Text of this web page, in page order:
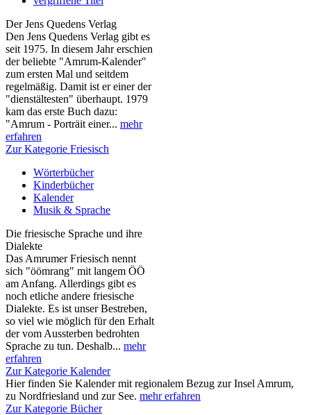
Der Jens Quedens Verlag
Den Jens Quedens Verlag gibt es
seit 1975. In diesem Jahr erschien
der beliebte "Amrum-Kalender"
zum ersten Mal und seitdem
regelmäßig. Damit ist er einer der
"dienstältesten" überhaupt. 1979
kam das erste Buch dazu:
"Amrum - Porträit einer... mehr
erfahren
Zur Kategorie Friesisch
Wörterbücher
Kinderbücher
Kalender
Musik & Sprache
Die friesische Sprache und ihre
Dialekte
Das Amrumer Friesisch nennt
sich "öömrang" mit langem ÖÖ
am Anfang. Allerdings gibt es
noch etliche andere friesische
Dialekte. Es ist unser Bestreben,
so viel wie möglich für den Erhalt
der vom Aussterben bedrohten
Sprache zu tun. Deshalb... mehr
erfahren
Zur Kategorie Kalender
Hier finden Sie Kalender mit regionalem Bezug zur Insel Amrum,
zu Nordfriesland und zur See. mehr erfahren
Zur Kategorie Bücher